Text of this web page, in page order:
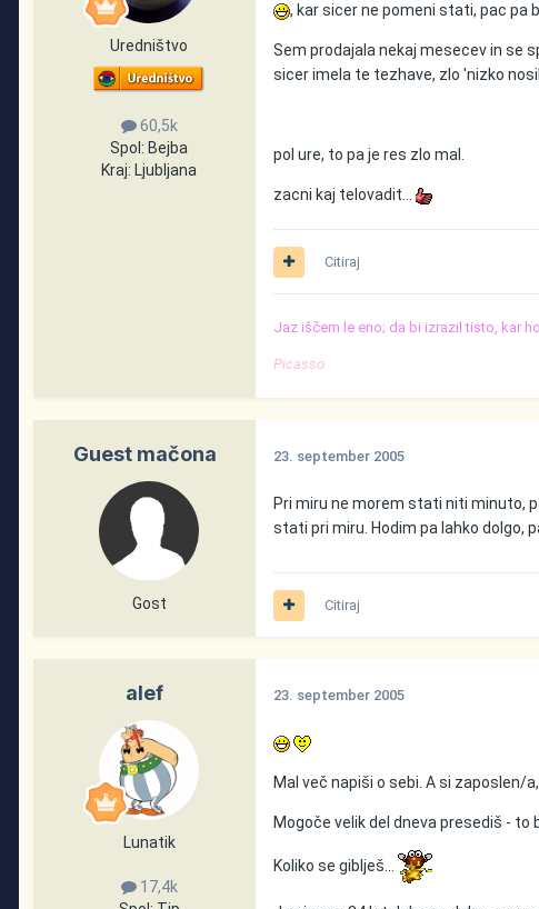
Uredništvo
60,5k
Spol: Bejba
Kraj: Ljubljana
, kar sicer ne pomeni stati, pac pa
Sem prodajala nekaj mesecev in se
sicer imela te tezhave, zlo 'nizko
pol ure, to pa je res zlo mal.
zacni kaj telovadit...
Citiraj
Jaz iščem le eno; da bi izrazil tisto, kar
Picasso
Guest mačona
Gost
23. september 2005
Pri miru ne morem stati niti minuto,
stati pri miru. Hodim pa lahko dolgo,
Citiraj
alef
Lunatik
17,4k
23. september 2005
Mal več napiši o sebi. A si zaposlen/
Mogoče velik del dneva presediš - to
Koliko se giblješ...